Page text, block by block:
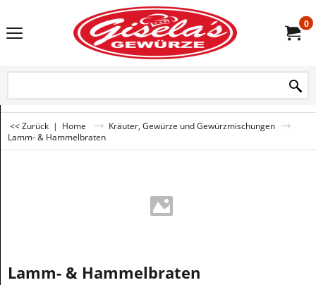
0
<< Zurück | Home
Kräuter, Gewürze und Gewürzmischungen
Lamm- & Hammelbraten
Lamm- & Hammelbraten